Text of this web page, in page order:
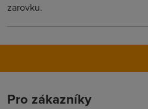
zarovku.
Pro zákazníky